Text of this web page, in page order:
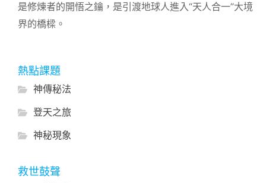
是修煉者的開悟之鑰，是引渡地球人進入“天人合一”大境
界的橋樑。
熱點課題
神傳秘法
登天之旅
神秘現象
救世鼓聲